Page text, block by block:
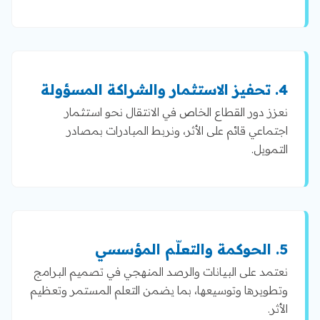
4. تحفيز الاستثمار والشراكة المسؤولة
نعزز دور القطاع الخاص في الانتقال نحو استثمار
اجتماعي قائم على الأثر، ونربط المبادرات بمصادر
التمويل.
5. الحوكمة والتعلّم المؤسسي
نعتمد على البيانات والرصد المنهجي في تصميم البرامج
وتطويرها وتوسيعها، بما يضمن التعلم المستمر وتعظيم
الأثر.